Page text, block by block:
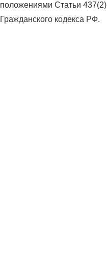
положениями Статьи 437(2)
Гражданского кодекса РФ.